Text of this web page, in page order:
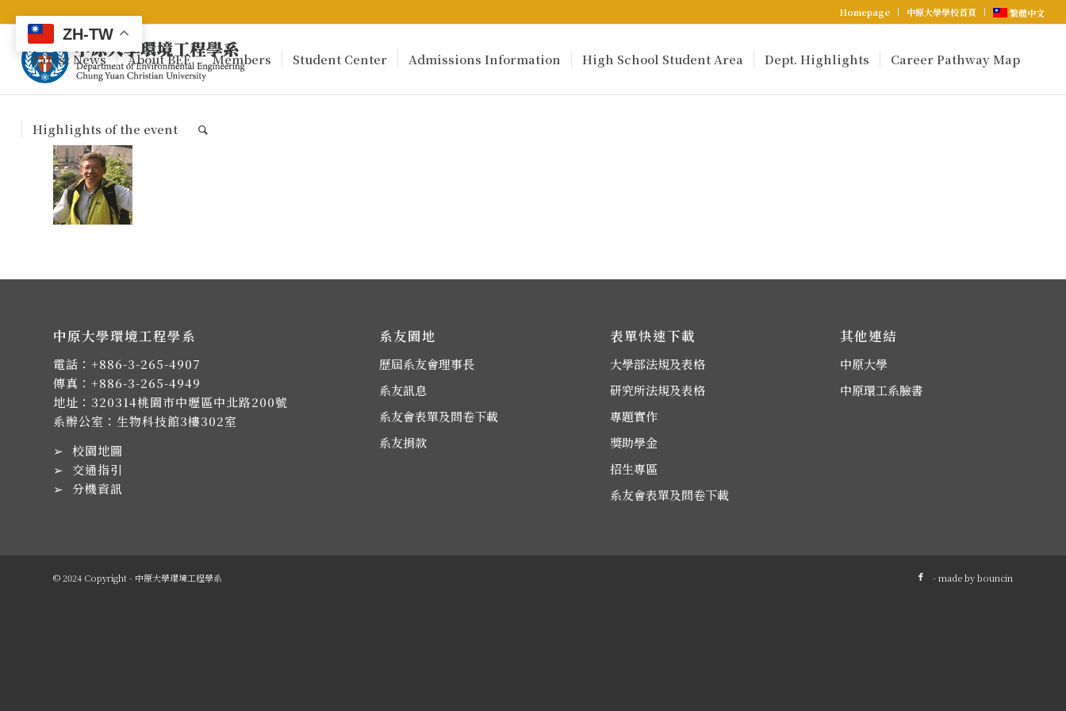
Homepage 中原大學學校首頁 繁體中文
Latest News About BEE Members Student Center Admissions Information High School Student Area Dept. Highlights Career Pathway Map
Highlights of the event
中原大學環境工程學系
電話： +886-3-265-4907
傳真：+886-3-265-4949
地址： 320314桃園市中壢區中北路200號
系辦公室：生物科技館3樓302室
➢ 校園地圖
➢ 交通指引
➢ 分機資訊
系友園地
歷屆系友會理事長
系友訊息
系友會表單及問卷下載
系友捐款
表單快速下載
大學部法規及表格
研究所法規及表格
專題實作
獎助學金
招生專區
系友會表單及問卷下載
其他連結
中原大學
中原環工系臉書
© 2024 Copyright - 中原大學環境工程學系 - made bybouncin
ZH-TW